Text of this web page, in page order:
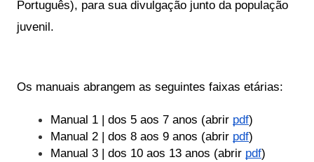
Português), para sua divulgação junto da população
juvenil.
Os manuais abrangem as seguintes faixas etárias:
Manual 1 | dos 5 aos 7 anos (abrir pdf)
Manual 2 | dos 8 aos 9 anos (abrir pdf)
Manual 3 | dos 10 aos 13 anos (abrir pdf)